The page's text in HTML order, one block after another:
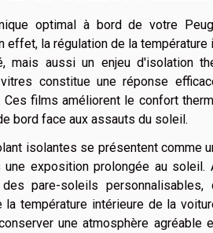
optimal à bord de votre
la régulation de la
mais aussi un enjeu d'isolation
constitue une réponse
Ces films améliorent le confort
bord face aux assauts du soleil.
isolantes se présentent comme
une exposition prolongée au
pare-soleils
la température intérieure de la
une atmosphère